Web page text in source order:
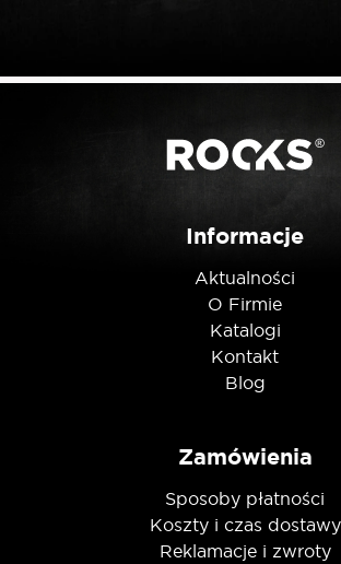
Informacje
Aktualności
O Firmie
Katalogi
Kontakt
Blog
Zamówienia
Sposoby płatności
Koszty i czas dostawy
Reklamacje i zwroty